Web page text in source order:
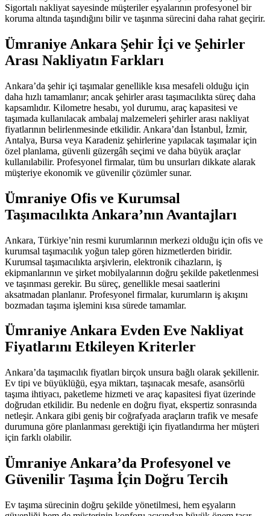
Sigortalı nakliyat sayesinde müşteriler eşyalarının profesyonel bir
koruma altında taşındığını bilir ve taşınma sürecini daha rahat geçirir.
Ümraniye Ankara Şehir İçi ve Şehirler
Arası Nakliyatın Farkları
Ankara’da şehir içi taşımalar genellikle kısa mesafeli olduğu için
daha hızlı tamamlanır; ancak şehirler arası taşımacılıkta süreç daha
kapsamlıdır. Kilometre hesabı, yol durumu, araç kapasitesi ve
taşımada kullanılacak ambalaj malzemeleri şehirler arası nakliyat
fiyatlarının belirlenmesinde etkilidir. Ankara’dan İstanbul, İzmir,
Antalya, Bursa veya Karadeniz şehirlerine yapılacak taşımalar için
özel planlama, güvenli güzergâh seçimi ve daha büyük araçlar
kullanılabilir. Profesyonel firmalar, tüm bu unsurları dikkate alarak
müşteriye ekonomik ve güvenilir çözümler sunar.
Ümraniye Ofis ve Kurumsal
Taşımacılıkta Ankara’nın Avantajları
Ankara, Türkiye’nin resmi kurumlarının merkezi olduğu için ofis ve
kurumsal taşımacılık yoğun talep gören hizmetlerden biridir.
Kurumsal taşımacılıkta arşivlerin, elektronik cihazların, iş
ekipmanlarının ve şirket mobilyalarının doğru şekilde paketlenmesi
ve taşınması gerekir. Bu süreç, genellikle mesai saatlerini
aksatmadan planlanır. Profesyonel firmalar, kurumların iş akışını
bozmadan taşıma işlemini kısa sürede tamamlar.
Ümraniye Ankara Evden Eve Nakliyat
Fiyatlarını Etkileyen Kriterler
Ankara’da taşımacılık fiyatları birçok unsura bağlı olarak şekillenir.
Ev tipi ve büyüklüğü, eşya miktarı, taşınacak mesafe, asansörlü
taşıma ihtiyacı, paketleme hizmeti ve araç kapasitesi fiyat üzerinde
doğrudan etkilidir. Bu nedenle en doğru fiyat, ekspertiz sonrasında
netleşir. Ankara gibi geniş bir coğrafyada araçların trafik ve mesafe
durumuna göre planlanması gerektiği için fiyatlandırma her müşteri
için farklı olabilir.
Ümraniye Ankara’da Profesyonel ve
Güvenilir Taşıma İçin Doğru Tercih
Ev taşıma sürecinin doğru şekilde yönetilmesi, hem eşyaların